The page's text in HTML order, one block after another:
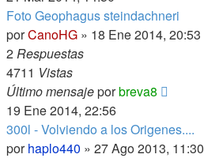
Foto Geophagus steindachneri
porCanoHG » 18 Ene 2014, 20:53
2Respuestas
4711 Vistas
Último mensajeporbreva8
19 Ene 2014, 22:56
300l - Volviendo a los Origenes....
porhaplo440 » 27 Ago 2013, 11:30